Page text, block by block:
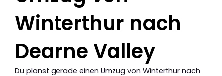
Winterthur nach
Dearne Valley
Du planst gerade einen Umzug von Winterthur nach